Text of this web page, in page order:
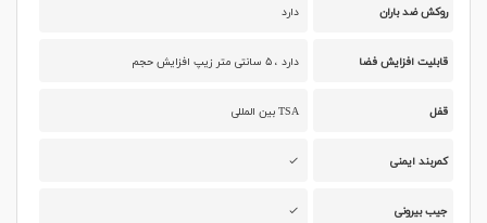
روکش ضد باران دارد
قابلیت افزایش فضا دارد ، ۵ سانتی متر زیپ افزایش حجم
قفل TSA بین المللی
کمربند ایمنی
جیب بیرونی